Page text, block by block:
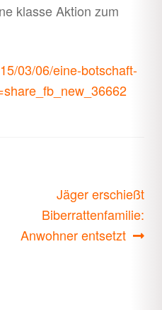
klasse Aktion zum
03/06/eine-botschaft-
Nächster
Beitrag:
Jäger erschießt
Biberrattenfamilie:
Anwohner entsetzt